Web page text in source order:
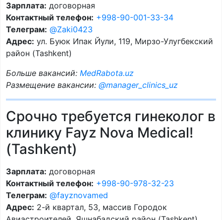
Зарплата: договорная
Контактный телефон: +998-90-001-33-34
Телеграм: @Zaki0423
Адрес: ул. Буюк Ипак Йули, 119, Мирзо-Улугбекский
район (Tashkent)
Больше вакансий: MedRabota.uz
Размещение вакансии: @manager_clinics_uz
Срочно требуется гинеколог в
клинику Fayz Nova Medical!
(Tashkent)
Зарплата: договорная
Контактный телефон: +998-90-978-32-23
Телеграм: @fayznovamed
Адрес: 2-й квартал, 53, массив Городок